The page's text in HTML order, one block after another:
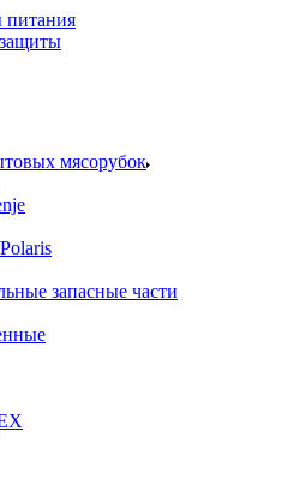
мясорубок
запасные части